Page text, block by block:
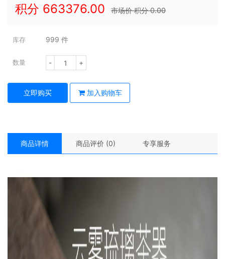
积分 663376.00 市场价 积分0.00
库存 999 件
数量 - +
立即购买 加入购物车
商品详情 商品评价 (0) 专享服务